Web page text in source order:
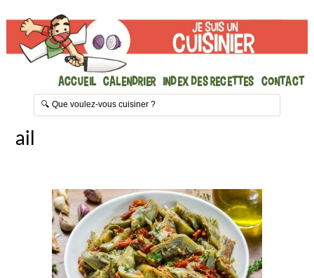
Accueil Calendrier Index des recettes Contact
ail